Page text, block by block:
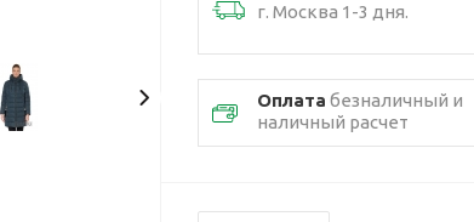
г. Москва 1-3 дня.
Оплата безналичный и
наличный расчет